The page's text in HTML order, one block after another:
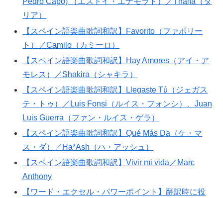
リア）
【スペイン語楽曲歌詞和訳】Favorito（ファボリー
ト）／Camilo（カミーロ）
【スペイン語楽曲歌詞和訳】Hay Amores（アイ・ア
モレス）／Shakira（シャキラ）
【スペイン語楽曲歌詞和訳】Llegaste Tú（ジェガス
テ・トゥ）／Luis Fonsi（ルイス・フォンシ）、Juan
Luis Guerra（ファン・ルイス・ゲラ）
【スペイン語楽曲歌詞和訳】Qué Más Da（ケ・マ
ス・ダ）／Ha*Ash（ハ・アッシュ）
【スペイン語楽曲歌詞和訳】Vivir mi vida／Marc
Anthony
【ワード・エクセル・パワーポイント】翻訳時に役